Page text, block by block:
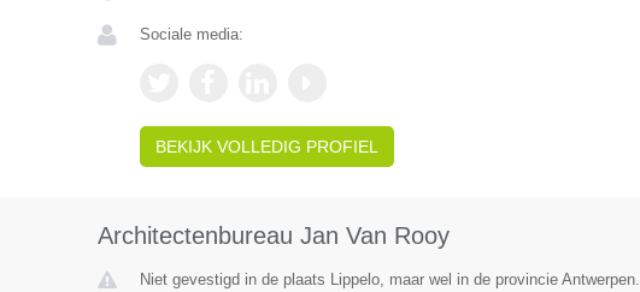
Sociale media:
BEKIJK VOLLEDIG PROFIEL
Architectenbureau Jan Van Rooy
Niet gevestigd in de plaats Lippelo, maar wel in de provincie Antwerpen.